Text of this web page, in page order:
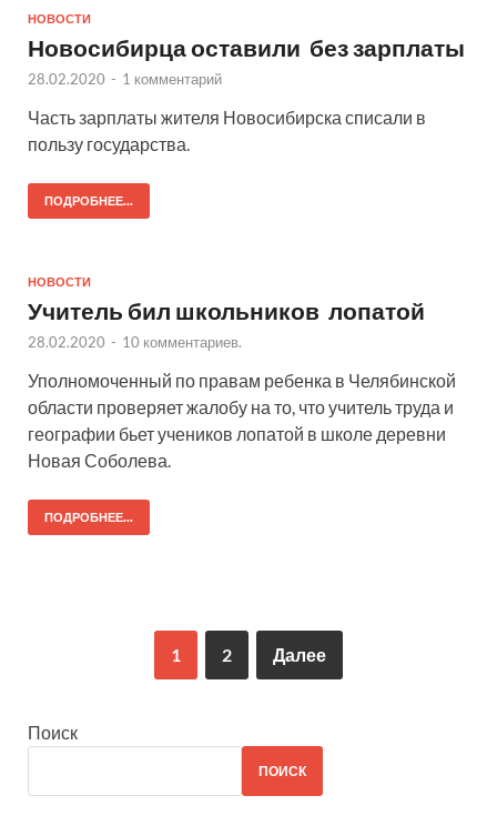
НОВОСТИ
Новосибирца оставили без зарплаты
28.02.2020 - 1 комментарий
Часть зарплаты жителя Новосибирска списали в
пользу государства.
ПОДРОБНЕЕ...
НОВОСТИ
Учитель бил школьников лопатой
28.02.2020 - 10 комментариев.
Уполномоченный по правам ребенка в Челябинской
области проверяет жалобу на то, что учитель труда и
географии бьет учеников лопатой в школе деревни
Новая Соболева.
ПОДРОБНЕЕ...
1 2 Далее
Поиск
ПОИСК